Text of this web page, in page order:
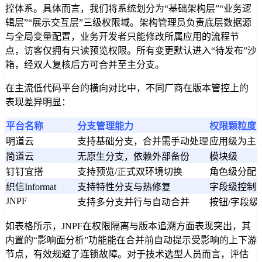
控体系。具体而言，我们将系统划分为“基础架构层”“业务逻
辑层”“展示交互层”三级权限域。架构管理员负责底层数据源
与全局变量配置，业务开发者只能修改所属应用的流程节
点，访客仅拥有只读预览权限。所有变更默认进入“待发布”沙
箱，经双人复核后方可合并至主分支。
在主流低代码平台的横向对比中，不同厂商在版本管控上的
表现差异明显：
平台名称 分支管理能力
权限颗粒度
明道云
支持基础分支，合并需手动处理 应用级为主
简道云
无原生分支，依赖外部备份
模块级
钉钉宜搭
支持预览/正式双环境切换
角色级分配
织信Informat
支持特性分支与热修复
字段级控制
JNPF
支持多分支并行与自动合并 按钮/字段级
如表格所示，JNPF在权限隔离与版本追溯方面表现突出，其
内置的“影响面分析”功能能在合并前自动提示受影响的上下游
节点，有效规避了连锁故障。对于技术选型人员而言，评估